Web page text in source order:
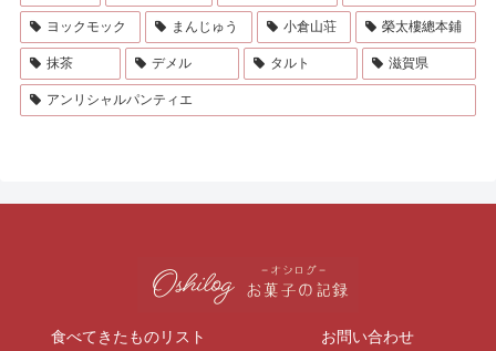
ヨックモック まんじゅう 小倉山荘 榮太樓總本鋪
抹茶 デメル タルト 滋賀県
アンリシャルパンティエ
食べてきたものリスト お問い合わせ